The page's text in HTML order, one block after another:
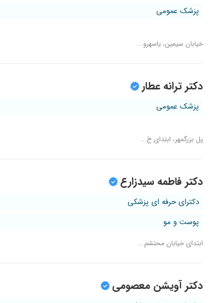
پزشک عمومی
خیابان سیمین، یاسهرو...
دکتر ترانه عطار
پزشک عمومی
پل بزرگمهر، ابتدای خ...
دکتر فاطمه سیدزارع
دکترای حرفه ای پزشکی
پوست و مو
ابتدای خیابان محتشم...
دکتر آویشن معصومی